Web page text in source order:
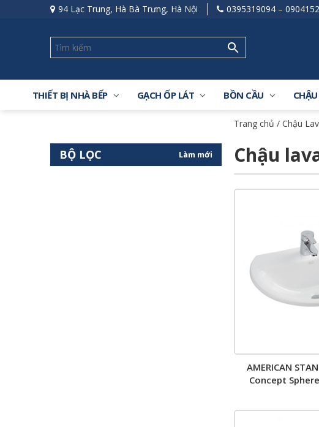
94 Lạc Trung, Hà Bà Trưng, Hà Nội 0395319094 –
THIẾT BỊ NHÀ BẾP GẠCH ỐP LÁT BỒN CẦU
Trang chủ / Chậu
Chậu
AMERICAN
Concept
BỘ LỌC Làm mới